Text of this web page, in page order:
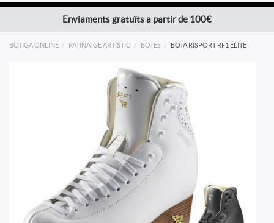
Enviaments gratuïts a partir de 100€
BOTIGA ONLINE PATINATGE ARTÍSTIC BOTES BOTA RISPORT RF1 ELITE